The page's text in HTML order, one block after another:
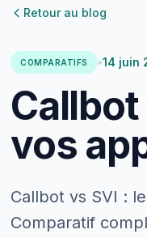
Retour au blog
COMPARATIFS •14 juin
vos
Callbot vs SVI :
Comparatif